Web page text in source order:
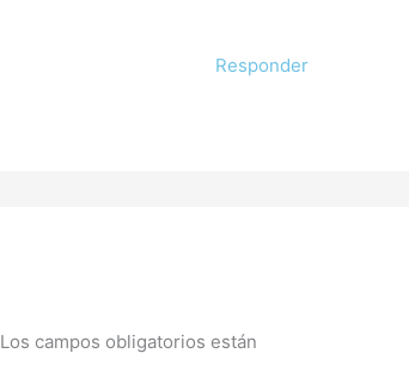
Responder
Los campos obligatorios están